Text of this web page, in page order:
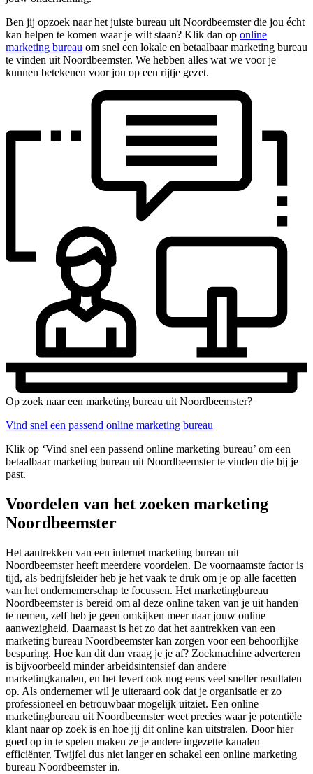
Ben jij opzoek naar het juiste bureau uit Noordbeemster die jou écht
kan helpen te komen waar je wilt staan? Klik dan op online
marketing bureau om snel een lokale en betaalbaar marketing bureau
te vinden uit Noordbeemster. We hebben alles wat we voor je
kunnen betekenen voor jou op een rijtje gezet.
Op zoek naar een marketing bureau uit Noordbeemster?
Vind snel een passend online marketing bureau
Klik op ‘Vind snel een passend online marketing bureau’ om een
betaalbaar marketing bureau uit Noordbeemster te vinden die bij je
past.
Voordelen van het zoeken marketing
Noordbeemster
Het aantrekken van een internet marketing bureau uit
Noordbeemster heeft meerdere voordelen. De voornaamste factor is
tijd, als bedrijfsleider heb je het vaak te druk om je op alle facetten
van het ondernemerschap te focussen. Het marketingbureau
Noordbeemster is bereid om al deze online taken van je uit handen
te nemen, zelf heb je geen omkijken meer naar jouw online
aanwezigheid. Daarnaast is het zo dat het aantrekken van een
marketing bureau Noordbeemster kan zorgen voor een behoorlijke
besparing. Hoe kan dit dan vraag je je af? Zoekmachine adverteren
is bijvoorbeeld minder arbeidsintensief dan andere
marketingkanalen, en het levert ook nog eens veel sneller resultaten
op. Als ondernemer wil je uiteraard ook dat je organisatie er zo
professioneel en betrouwbaar mogelijk uitziet. Een online
marketingbureau uit Noordbeemster weet precies waar je potentiële
klant naar op zoek is en hoe jij dit online kan uitstralen. Door hier
goed op in te spelen maken ze je andere ingezette kanalen
efficiënter. Twijfel dus niet langer en schakel een online marketing
bureau Noordbeemster in.